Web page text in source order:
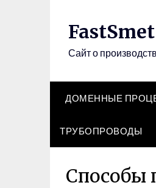
FastSmet
Сайт о
ДОМЕННЫЕ
ТРУБОПРОВОДЫ
Способы